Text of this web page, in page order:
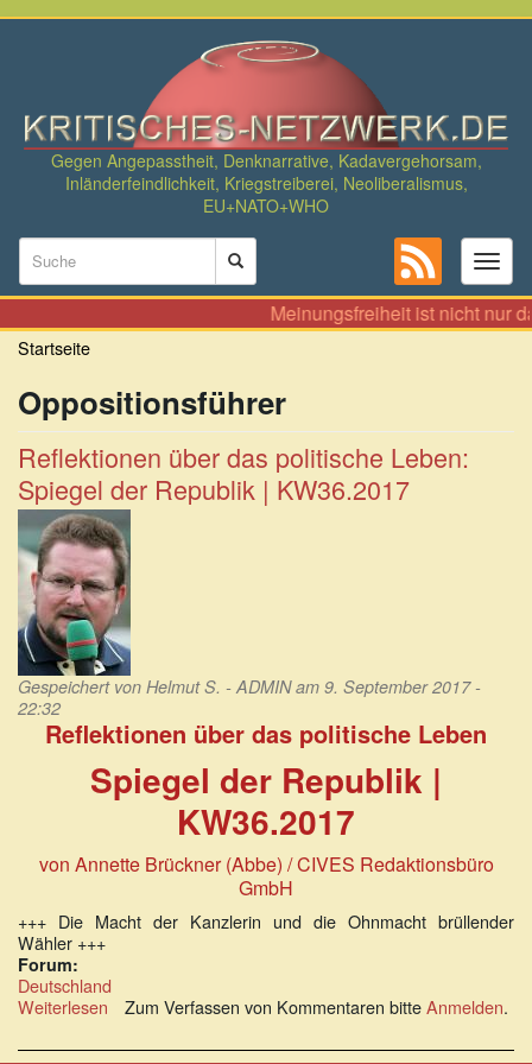
Direkt
Gegen Angepasstheit, Denknarrative, Kadavergehorsam,
Inländerfeindlichkeit, Kriegstreiberei, Neoliberalismus,
EU+NATO+WHO
Suchformular
Suche
Meinungsfreiheit ist nicht nur
Startseite
Oppositionsführer
Reflektionen über das politische Leben:
Spiegel der Republik | KW36.2017
Gespeichert von Helmut S. - ADMINam 9. September 2017 -
22:32
Reflektionen über das politische Leben
Spiegel der Republik |
KW36.2017
von Annette Brückner (Abbe) / CIVES Redaktionsbüro
GmbH
+++ Die Macht der Kanzlerin und die Ohnmacht brüllender
Wähler +++
Forum:
Deutschland
Weiterlesen über
über
Zum Verfassen von Kommentaren bitteAnmelden.